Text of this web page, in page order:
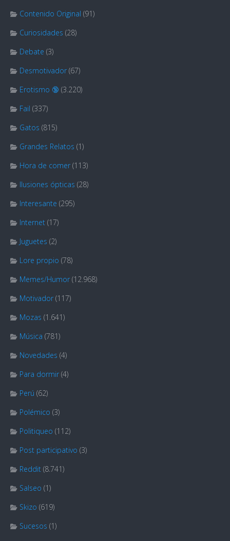
Contenido Original (91)
Curiosidades (28)
Debate (3)
Desmotivador (67)
Erotismo 🔞 (3.220)
Fail (337)
Gatos (815)
Grandes Relatos (1)
Hora de comer (113)
Ilusiones ópticas (28)
Interesante (295)
Internet (17)
Juguetes (2)
Lore propio (78)
Memes/Humor (12.968)
Motivador (117)
Mozas (1.641)
Música (781)
Novedades (4)
Para dormir (4)
Perú (62)
Polémico (3)
Politiqueo (112)
Post participativo (3)
Reddit (8.741)
Salseo (1)
Skizo (619)
Sucesos (1)